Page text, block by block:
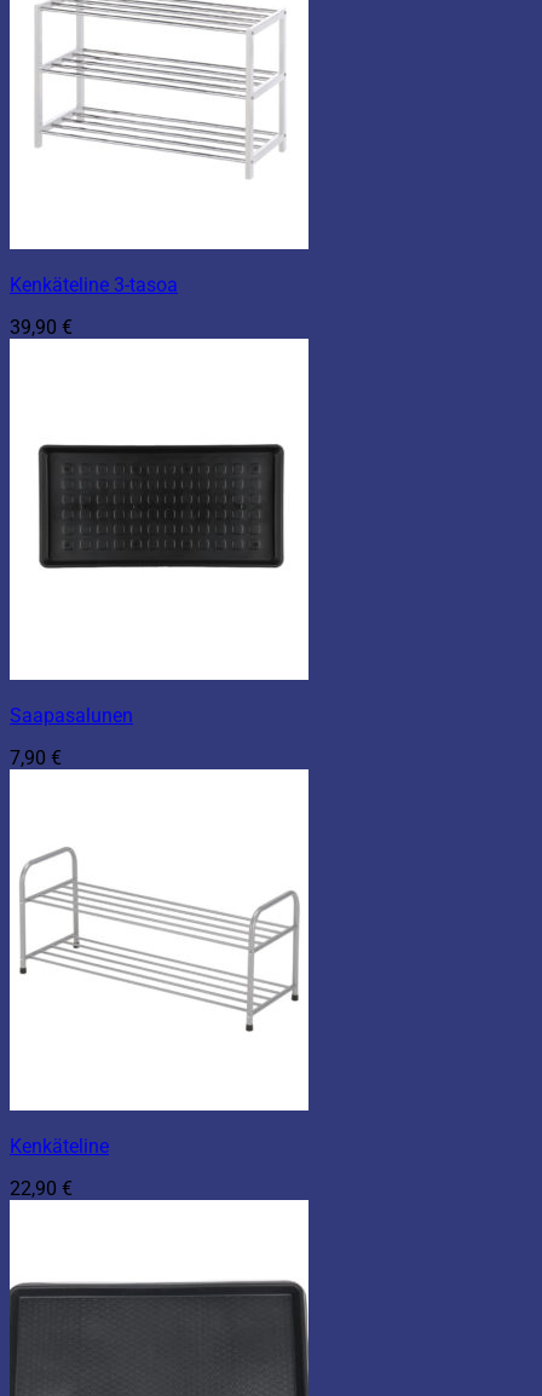
Kenkäteline 3-tasoa
39,90 €
Saapasalunen
7,90 €
Kenkäteline
22,90 €